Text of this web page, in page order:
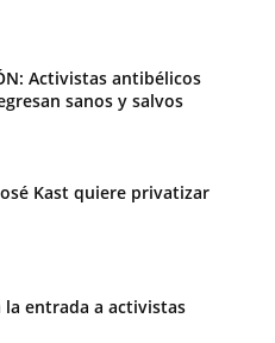
Activistas antibélicos
sanos y salvos
Kast quiere privatizar
la entrada a activistas